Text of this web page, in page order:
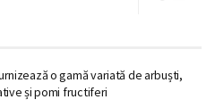
o gamă variată de arbuști,
și pomi fructiferi